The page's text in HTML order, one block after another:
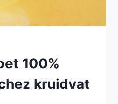
100%
kruidvat